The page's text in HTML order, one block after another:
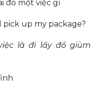
đó một việc gì
pick up my package?
là đi lấy đồ giùm